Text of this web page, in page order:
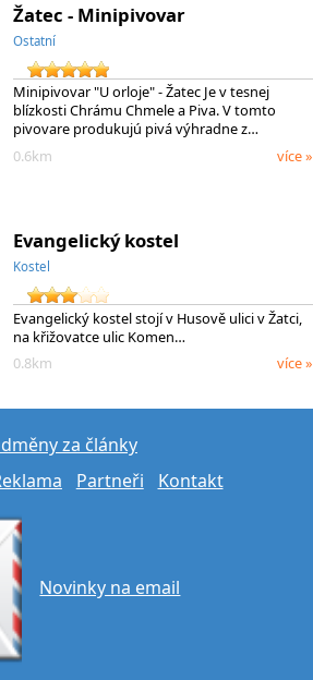
Žatec - Minipivovar
Ostatní
Minipivovar "U orloje" - Žatec Je v tesnej
blízkosti Chrámu Chmele a Piva. V tomto
pivovare produkujú pivá výhradne z…
0.6km
více »
Evangelický kostel
Kostel
Evangelický kostel stojí v Husově ulici v Žatci,
na křižovatce ulic Komen…
0.8km
více »
za články
Partneři Kontakt
Novinky na email